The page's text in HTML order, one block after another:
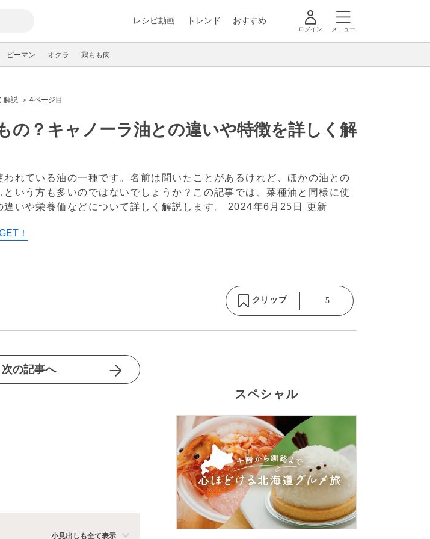
レシピ動画 トレンド おすすめ
ログイン メニュー
ピーマン オクラ 鶏もも肉
解説 4ページ目
の？キャノーラ油との違いや特徴を詳しく解
れている油の一種です。名前は聞いたことがあるけれど、ほかの油との
いう方も多いのではないでしょうか？この記事では、菜種油と同様に使
いや栄養価などについて詳しく解説します。 2024年6月25日 更新
！
クリップ 5
次の記事へ
小見出しも全て表示
スペシャル